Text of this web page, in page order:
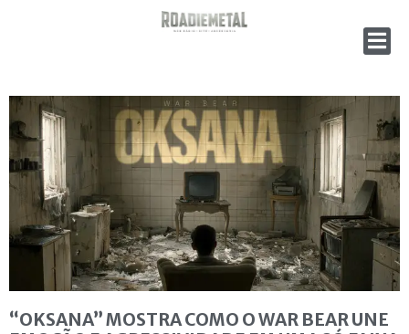
“OKSANA” MOSTRA COMO O WAR BEAR UNE